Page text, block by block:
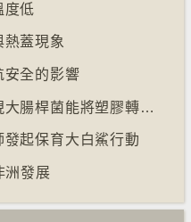
度低
熱蓋現象
安全的影響
【十萬八千里】化學家發現大腸桿菌能將塑膠轉化為止痛藥
發起保育大白鯊行動
洲發展